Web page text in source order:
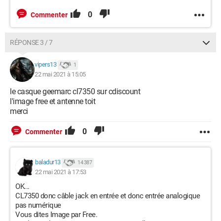
Commenter 0
RÉPONSE 3 / 7
vipers13 1
22 mai 2021 à 15:05
le casque geemarc cl7350 sur cdiscount
l'image free et antenne toit
merci
Commenter 0
baladur13 14 387
22 mai 2021 à 17:53
OK...
CL7350 donc câble jack en entrée et donc entrée analogique
pas numérique
Vous dites Image par Free.